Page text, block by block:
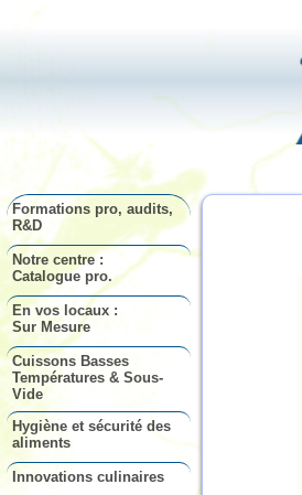
Formations pro, audits,
R&D
Notre centre :
Catalogue pro.
En vos locaux :
Sur Mesure
Cuissons Basses
Températures & Sous-
Vide
Hygiène et sécurité des
aliments
Innovations culinaires